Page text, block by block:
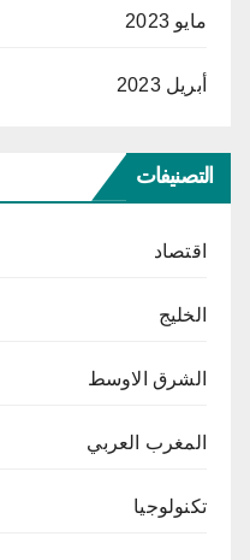
مايو 2023
أبريل 2023
التصنيفات
اقتصاد
الخليج
الشرق الاوسط
المغرب العربي
تكنولوجيا